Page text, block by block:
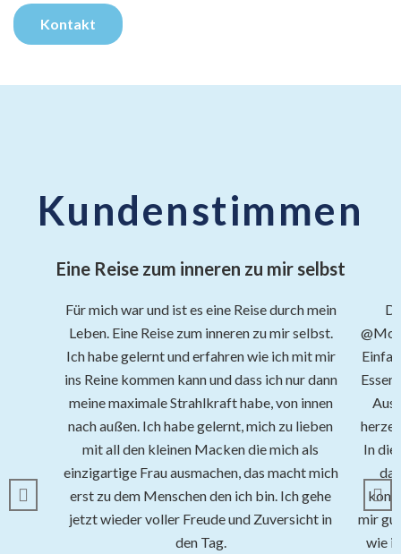
Kontakt
Kundenstimmen
Eine Reise zum inneren zu mir selbst
Für mich war und ist es eine Reise durch mein
Leben. Eine Reise zum inneren zu mir selbst.
Ich habe gelernt und erfahren wie ich mit mir
ins Reine kommen kann und dass ich nur dann
meine maximale Strahlkraft habe, von innen
nach außen. Ich habe gelernt, mich zu lieben
mit all den kleinen Macken die mich als
einzigartige Frau ausmachen, das macht mich
erst zu dem Menschen den ich bin. Ich gehe
jetzt wieder voller Freude und Zuversicht in
den Tag.
In
mir
wie